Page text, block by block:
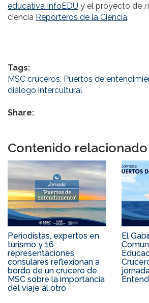
educativa InfoEDU y el proyecto de
ciencia Reporteros de la Ciencia.
Tags:
MSC cruceros Puertos de
diálogo intercultural
Share:
Contenido relacionado
Periodistas, expertos en
turismo y 16
representaciones
consulares reflexionan a
bordo de un crucero de
MSC sobre la importancia
del viaje al otro
El